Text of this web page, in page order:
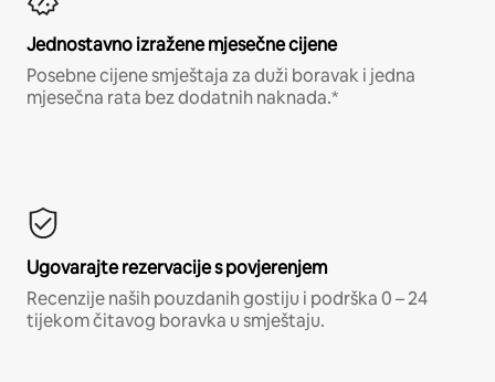
Jednostavno izražene mjesečne cijene
Posebne cijene smještaja za duži boravak i jedna
mjesečna rata bez dodatnih naknada.*
Ugovarajte rezervacije s povjerenjem
Recenzije naših pouzdanih gostiju i podrška 0 – 24
tijekom čitavog boravka u smještaju.